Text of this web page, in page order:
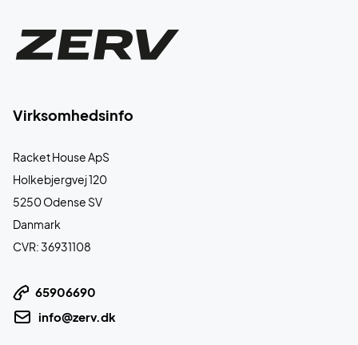
Virksomhedsinfo
Racket House ApS
Holkebjergvej 120
5250 Odense SV
Danmark
CVR: 36931108
65906690
info@zerv.dk